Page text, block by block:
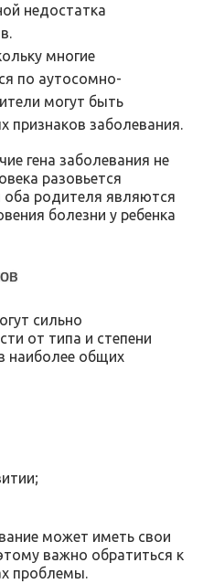
недостатка
многие
по аутосомно-
могут быть
признаков заболевания.
гена заболевания не
разовьется
оба родителя являются
болезни у ребенка
сильно
от типа и степени
наиболее общих
может иметь свои
важно обратиться к
проблемы.